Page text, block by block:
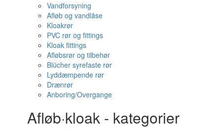
Vandforsyning
Afløb og vandlåse
Kloakrør
PVC rør og fittings
Kloak fittings
Afløbsrør og tilbehør
Blücher syrefaste rør
Lyddæmpende rør
Drænrør
Anboring/Overgange
Afløb·kloak - kategorier